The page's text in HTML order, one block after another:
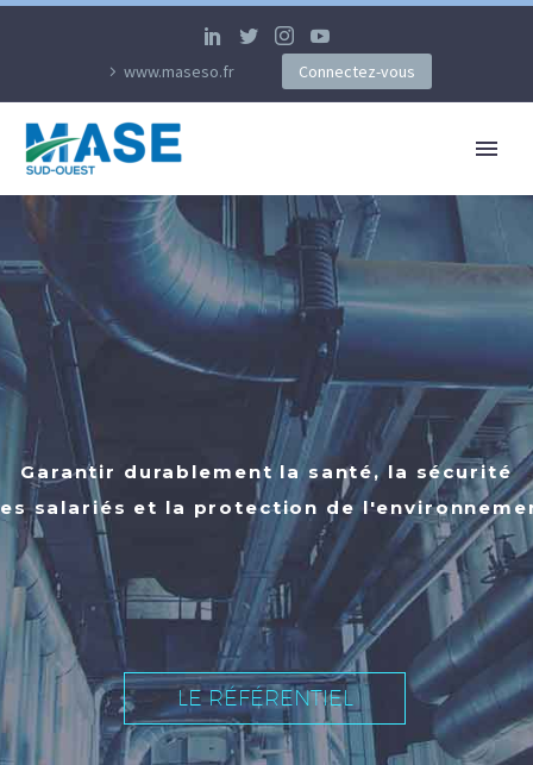
www.maseso.fr Connectez-vous
salariés et la protection de
LE RÉFÉRENTIEL
Garantir durablement la santé, la sécurité